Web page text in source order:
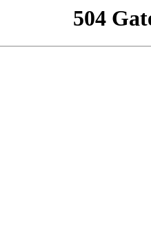
504